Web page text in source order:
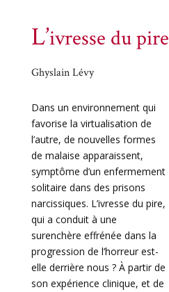
L’ivresse du pire
Ghyslain Lévy
Dans un environnement qui
favorise la virtualisation de
l’autre, de nouvelles formes
de malaise apparaissent,
symptôme d’un enfermement
solitaire dans des prisons
narcissiques. L’ivresse du pire,
qui a conduit à une
surenchère effrénée dans la
progression de l’horreur est-
elle derrière nous ? À partir de
son expérience clinique, et de